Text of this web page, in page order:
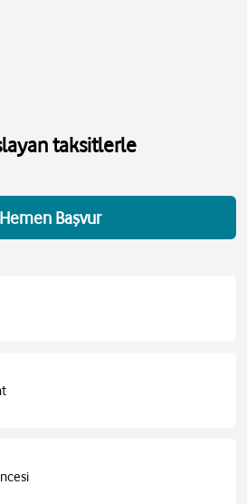
taksitlerle
Hemen Başvur